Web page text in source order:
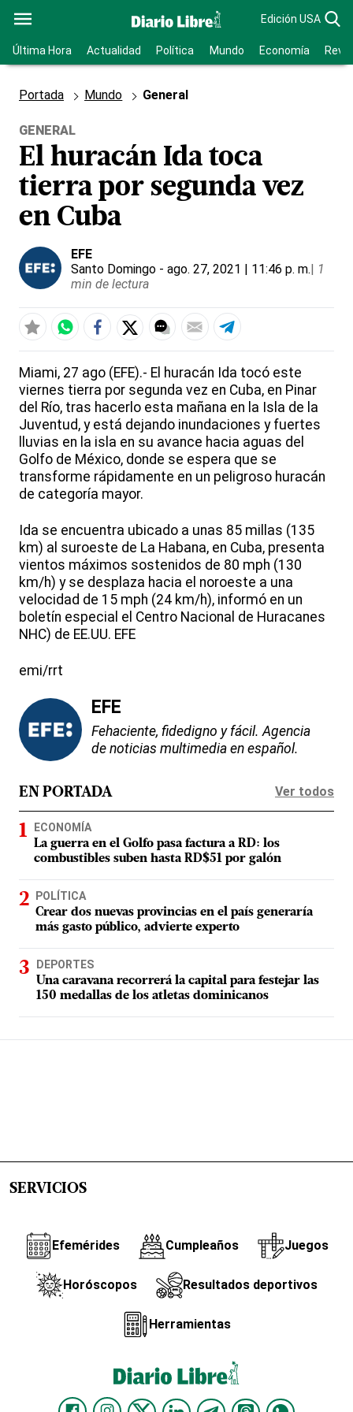
Edición USA
Última Hora Actualidad Política Mundo Economía
Portada Mundo General
GENERAL
El huracán Ida toca
tierra por segunda vez
en Cuba
EFE
Santo Domingo - ago. 27, 2021 | 11:46 p. m.| 1
min de lectura
Miami, 27 ago (EFE).- El huracán Ida tocó este
viernes tierra por segunda vez en Cuba, en Pinar
del Río, tras hacerlo esta mañana en la Isla de la
Juventud, y está dejando inundaciones y fuertes
lluvias en la isla en su avance hacia aguas del
Golfo de México, donde se espera que se
transforme rápidamente en un peligroso huracán
de categoría mayor.
Ida se encuentra ubicado a unas 85 millas (135
km) al suroeste de La Habana, en Cuba, presenta
vientos máximos sostenidos de 80 mph (130
km/h) y se desplaza hacia el noroeste a una
velocidad de 15 mph (24 km/h), informó en un
boletín especial el Centro Nacional de Huracanes
NHC) de EE.UU. EFE
emi/rrt
EFE
Fehaciente, fidedigno y fácil. Agencia
de noticias multimedia en español.
EN PORTADA Ver todos
ECONOMÍA
La guerra en el Golfo pasa factura a RD: los
combustibles suben hasta RD$51 por galón
POLÍTICA
Crear dos nuevas provincias en el país generaría
más gasto público, advierte experto
DEPORTES
Una caravana recorrerá la capital para festejar las
150 medallas de los atletas dominicanos
SERVICIOS
Efemérides Cumpleaños Juegos
Horóscopos Resultados deportivos
Herramientas